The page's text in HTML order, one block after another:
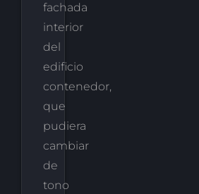
fachada
interior
del
edificio
contenedor,
que
pudiera
cambiar
de
tono